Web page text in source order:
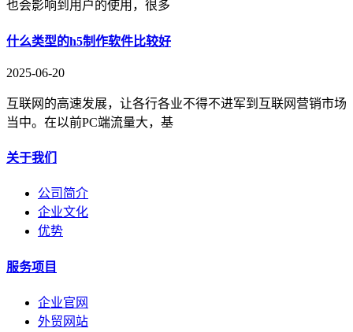
也会影响到用户的使用，很多
什么类型的h5制作软件比较好
2025-06-20
互联网的高速发展，让各行各业不得不进军到互联网营销市场
当中。在以前PC端流量大，基
关于我们
公司简介
企业文化
优势
服务项目
企业官网
外贸网站